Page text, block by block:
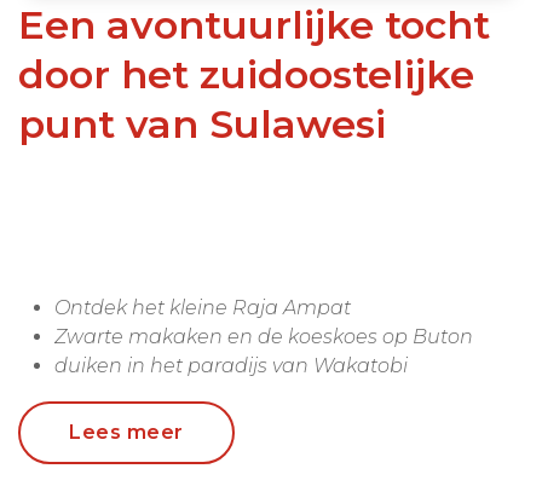
Een avontuurlijke tocht
door het zuidoostelijke
punt van Sulawesi
Ontdek het kleine Raja Ampat
Zwarte makaken en de koeskoes op Buton
duiken in het paradijs van Wakatobi
Lees meer